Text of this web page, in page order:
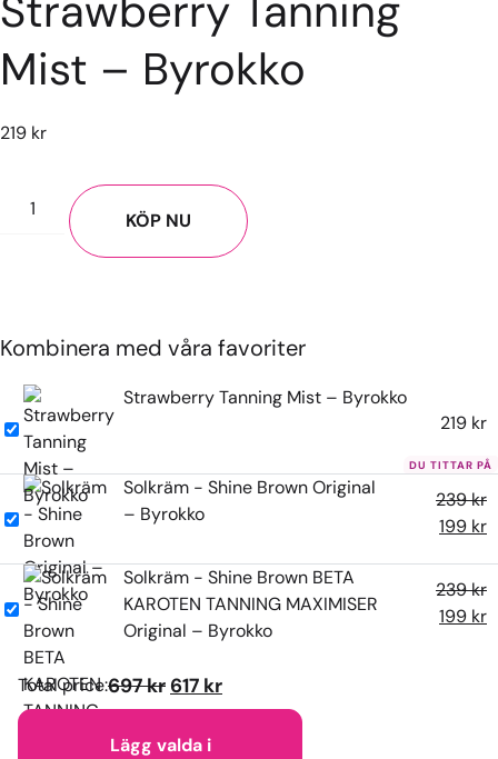
Mist – Byrokko
219 kr
KÖP NU
Kombinera med våra favoriter
Strawberry Tanning Mist – Byrokko
219 kr
Solkräm - Shine Brown Original
– Byrokko
239kr
199 kr
Solkräm - Shine Brown BETA
KAROTEN TANNING MAXIMISER
Original – Byrokko
239kr
199 kr
Total price:697 kr 617 kr
Lägg valda i